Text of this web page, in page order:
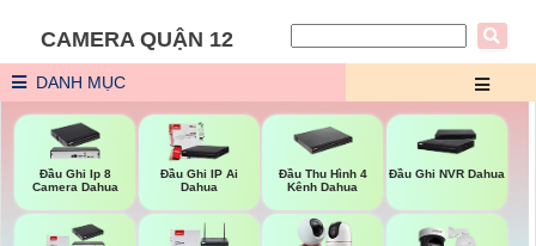
CAMERA QUẬN 12
DANH MỤC
Đầu Ghi Ip 8
Camera Dahua
Đầu Ghi IP Ai
Dahua
Đầu Thu Hình 4
Kênh Dahua
Đầu Ghi NVR Dahua